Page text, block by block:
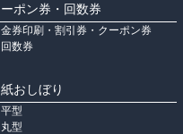
ーポン券・回数券
金券印刷・割引券・クーポン券
回数券
紙おしぼり
平型
丸型